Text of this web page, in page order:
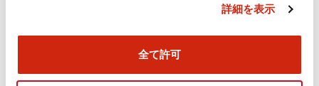
詳細を表示
全て許可
ARN形モノレバースイッチ／CSシリーズカムスイッチ
（日本語）